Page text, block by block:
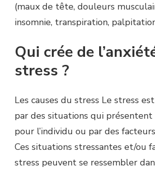
(maux de tête, douleurs
insomnie, transpiration,
Qui crée de
stress ?
Les causes du stress Le stress
par des situations qui présentent
pour l’individu ou par des
Ces situations stressantes et/ou
stress peuvent se ressembler